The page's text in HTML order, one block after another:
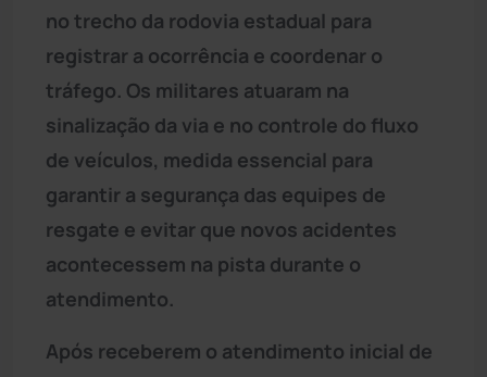
no trecho da rodovia estadual para
registrar a ocorrência e coordenar o
tráfego. Os militares atuaram na
sinalização da via e no controle do fluxo
de veículos, medida essencial para
garantir a segurança das equipes de
resgate e evitar que novos acidentes
acontecessem na pista durante o
atendimento.
Após receberem o atendimento inicial de